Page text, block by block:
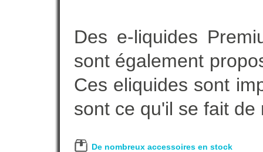
Des e-liquides
sont également
Ces eliquides sont
sont ce qu'il se fait
De nombreux accessoires en stock